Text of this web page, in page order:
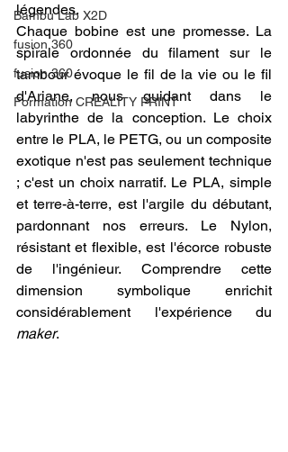
Bambu Lab X2D
fusion 360
fusion 360
Formation CREALITY PRINT
légendes.
Chaque bobine est une promesse. La
spirale ordonnée du filament sur le
tambour évoque le fil de la vie ou le fil
d'Ariane, nous guidant dans le
labyrinthe de la conception. Le choix
entre le PLA, le PETG, ou un composite
exotique n'est pas seulement technique
; c'est un choix narratif. Le PLA, simple
et terre-à-terre, est l'argile du débutant,
pardonnant nos erreurs. Le Nylon,
résistant et flexible, est l'écorce robuste
de l'ingénieur. Comprendre cette
dimension symbolique enrichit
maker.